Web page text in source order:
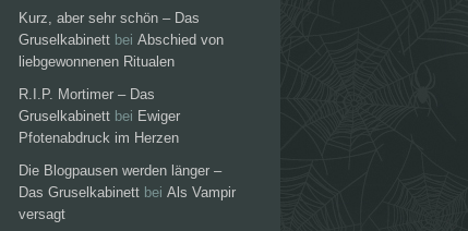
Kurz, aber sehr schön – Das
Gruselkabinett bei Abschied von
liebgewonnenen Ritualen
R.I.P. Mortimer – Das
Gruselkabinett bei Ewiger
Pfotenabdruck im Herzen
Die Blogpausen werden länger –
Das Gruselkabinett bei Als Vampir
versagt